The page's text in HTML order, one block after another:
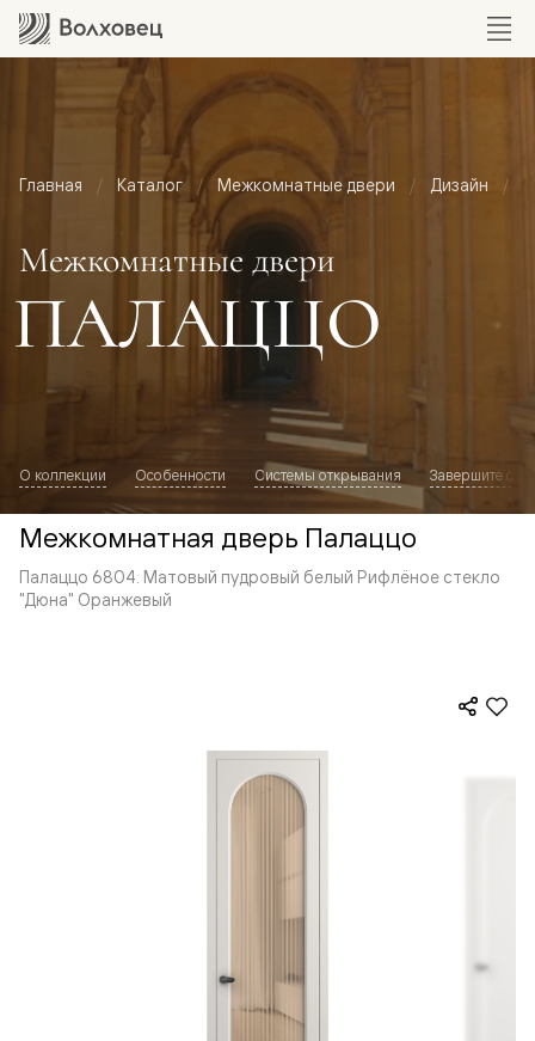
Главная Каталог Межкомнатные двери Дизайн
Межкомнатные двери
ПАЛАЦЦО
О коллекции Особенности Системы открывания Завершите
Межкомнатная дверь Палаццо
Палаццо 6804. Матовый пудровый белый Рифлёное стекло
"Дюна" Оранжевый